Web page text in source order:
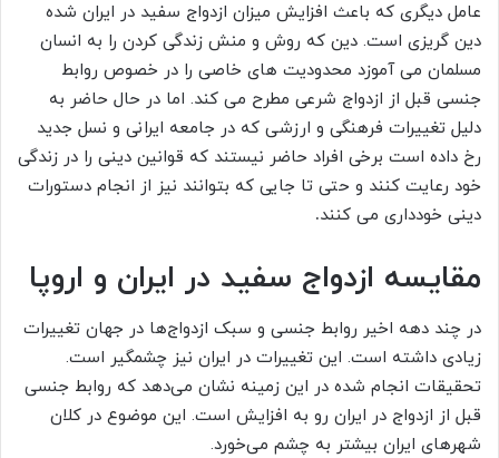
عامل دیگری که باعث افزایش میزان ازدواج سفید در ایران شده
دین گریزی است. دین که روش و منش زندگی کردن را به انسان
مسلمان می آموزد محدودیت های خاصی را در خصوص روابط
جنسی قبل از ازدواج شرعی مطرح می کند. اما در حال حاضر به
دلیل تغییرات فرهنگی و ارزشی که در جامعه ایرانی و نسل جدید
رخ داده است برخی افراد حاضر نیستند که قوانین دینی را در زندگی
خود رعایت کنند و حتی تا جایی که بتوانند نیز از انجام دستورات
دینی خودداری می کنند.
مقایسه ازدواج سفید در ایران و اروپا
در چند دهه اخیر روابط جنسی و سبک ازدواج‌ها در جهان تغییرات
زیادی داشته است. این تغییرات در ایران نیز چشمگیر است.
تحقیقات انجام شده در این زمینه نشان می‌دهد که روابط جنسی
قبل از ازدواج در ایران رو به افزایش است. این موضوع در کلان
شهرهای ایران بیشتر به چشم می‌خورد.